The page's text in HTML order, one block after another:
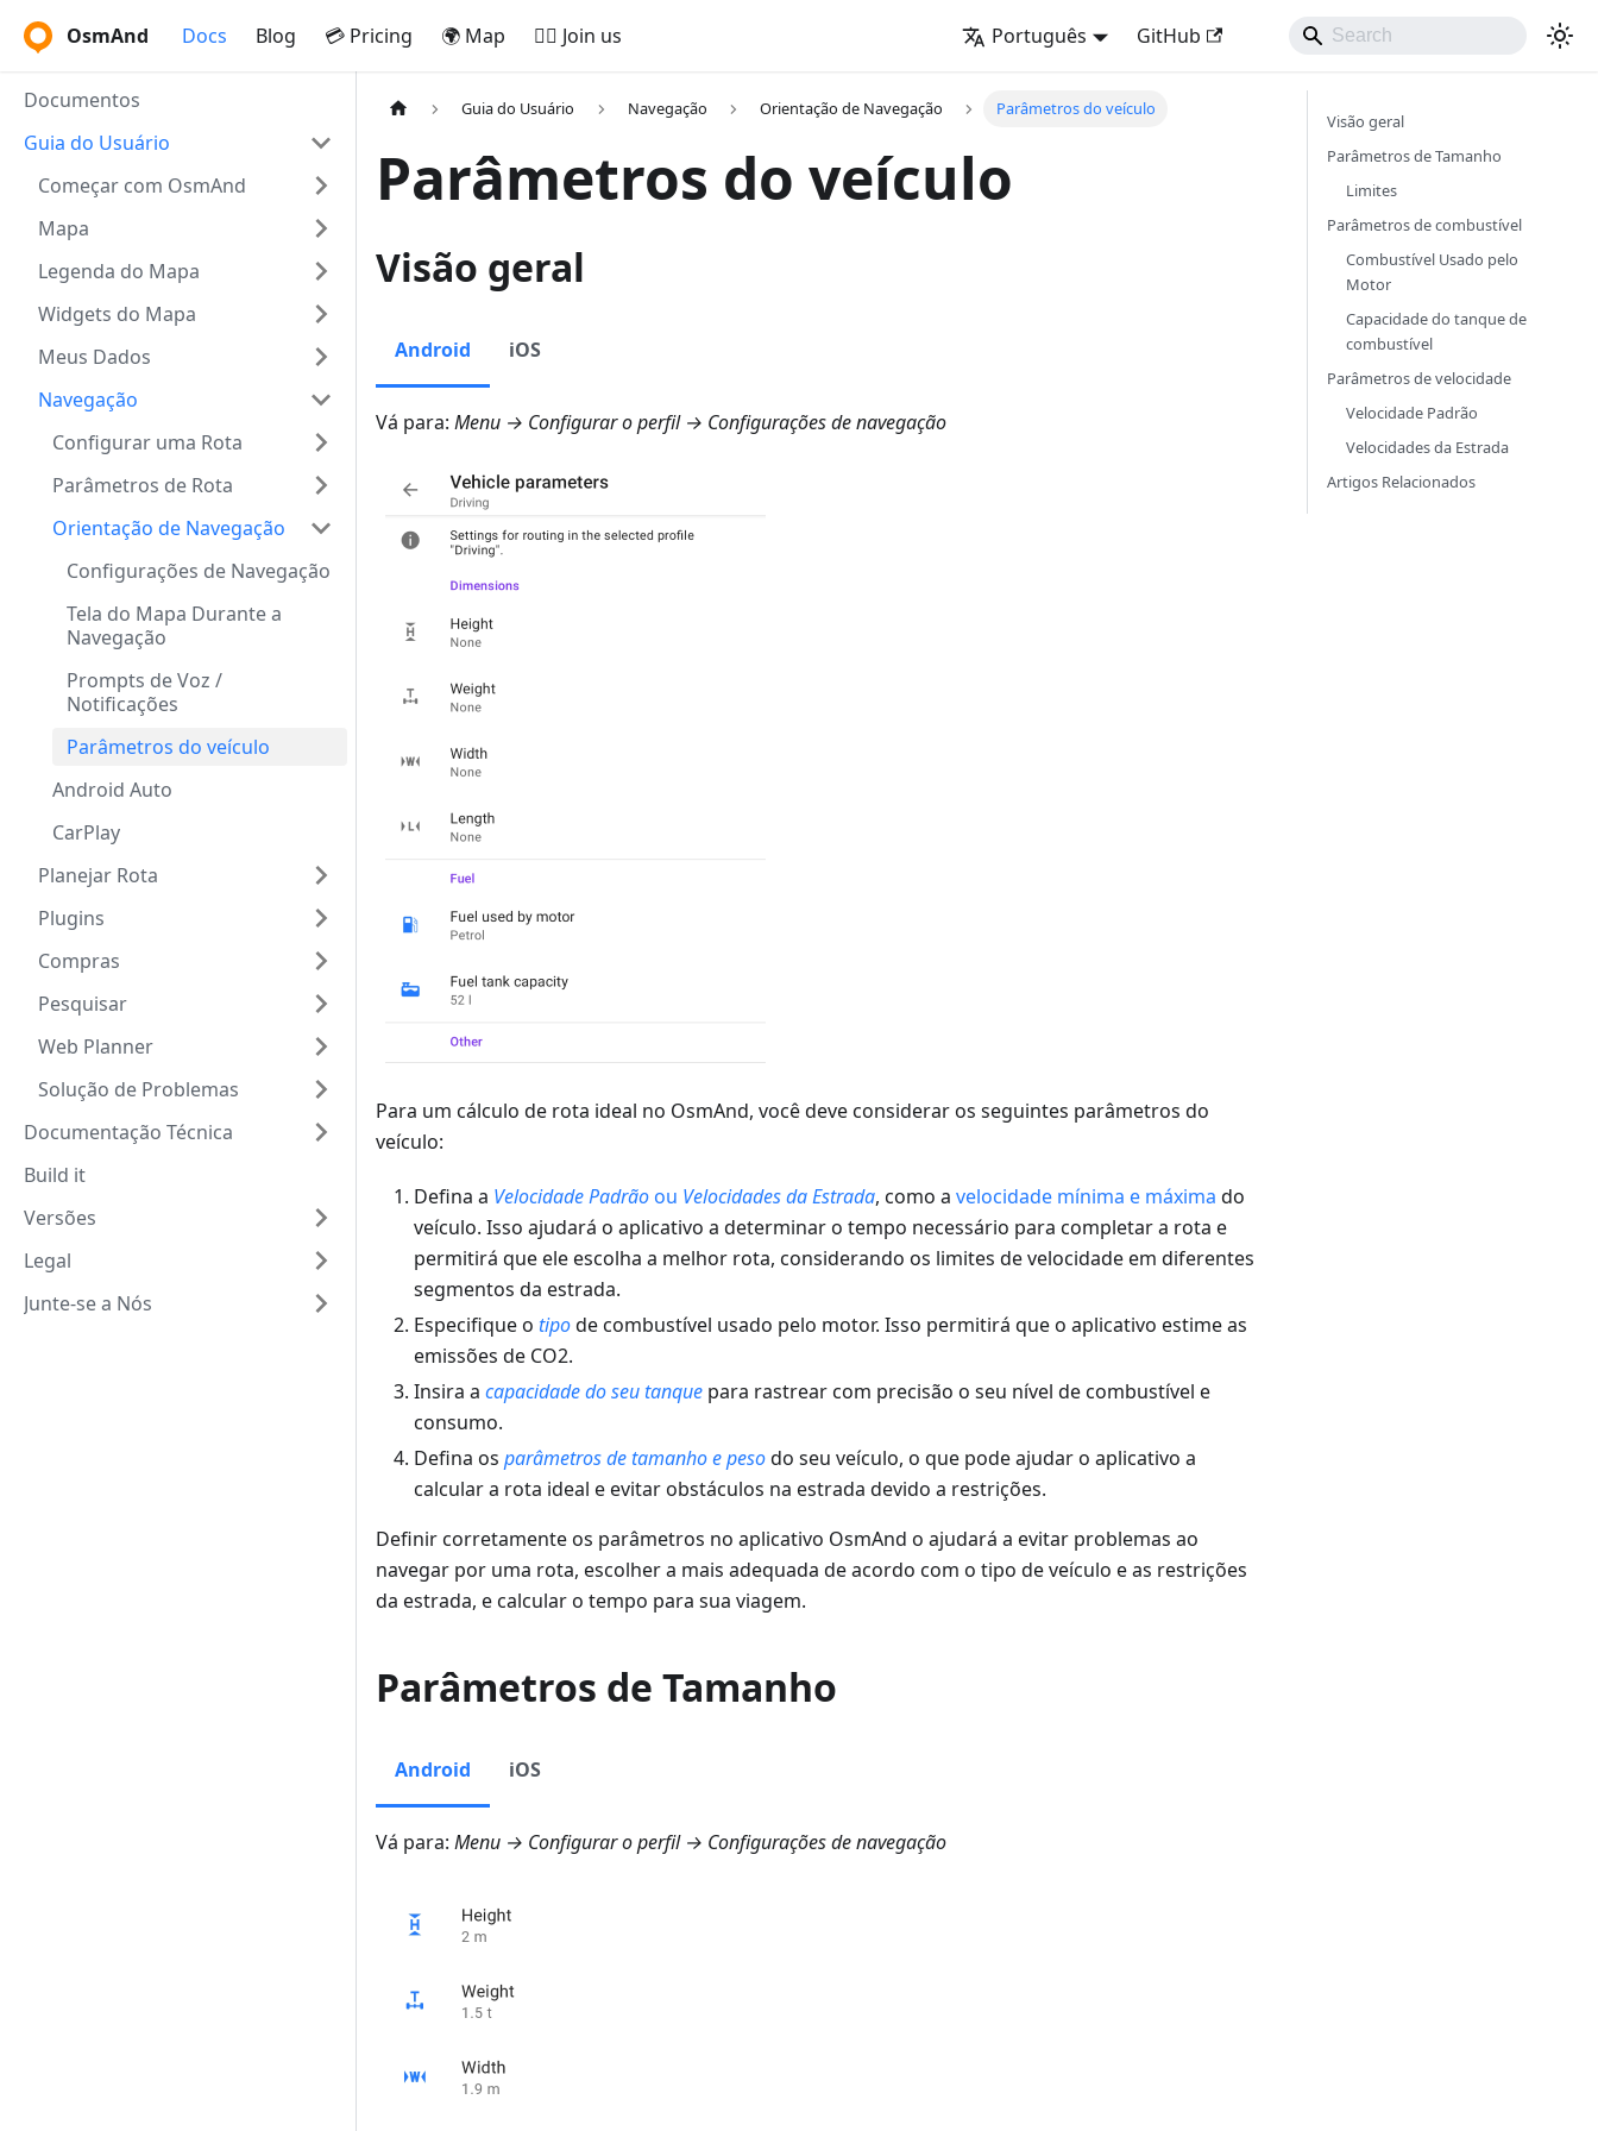
OsmAnd Docs Blog 💳 Pricing 🌍 Map 🚵‍♂️ Join us Português GitHub
Documentos
Guia do Usuário
Começar com OsmAnd
Mapa
Legenda do Mapa
Widgets do Mapa
Meus Dados
Navegação
Configurar uma Rota
Parâmetros de Rota
Orientação de Navegação
Configurações de Navegação
Tela do Mapa Durante a
Navegação
Prompts de Voz /
Notificações
Parâmetros do veículo
Android Auto
CarPlay
Planejar Rota
Plugins
Compras
Pesquisar
Web Planner
Solução de Problemas
Documentação Técnica
Build it
Versões
Legal
Junte-se a Nós
Guia do Usuário Navegação Orientação de Navegação Parâmetros do veículo
Parâmetros do veículo
Visão geral
Android iOS
Vá para: Menu → Configurar o perfil → Configurações de navegação
Para um cálculo de rota ideal no OsmAnd, você deve considerar os seguintes parâmetros do
veículo:
Defina a Velocidade Padrão ou Velocidades da Estrada, como a velocidade mínima e máxima do
veículo. Isso ajudará o aplicativo a determinar o tempo necessário para completar a rota e
permitirá que ele escolha a melhor rota, considerando os limites de velocidade em diferentes
segmentos da estrada.
Especifique o tipode combustível usado pelo motor. Isso permitirá que o aplicativo estime as
emissões de CO2.
Insira a capacidade do seu tanque para rastrear com precisão o seu nível de combustível e
consumo.
Defina os parâmetros de tamanho e pesodo seu veículo, o que pode ajudar o aplicativo a
calcular a rota ideal e evitar obstáculos na estrada devido a restrições.
Definir corretamente os parâmetros no aplicativo OsmAnd o ajudará a evitar problemas ao
navegar por uma rota, escolher a mais adequada de acordo com o tipo de veículo e as restrições
da estrada, e calcular o tempo para sua viagem.
Parâmetros de Tamanho
Android iOS
Vá para: Menu → Configurar o perfil → Configurações de navegação
Visão geral
Parâmetros de Tamanho
Limites
Parâmetros de combustível
Combustível Usado pelo
Motor
Capacidade do tanque de
combustível
Parâmetros de velocidade
Velocidade Padrão
Velocidades da Estrada
Artigos Relacionados